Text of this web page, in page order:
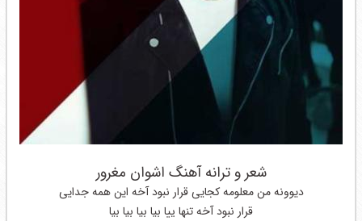
شعر و ترانه آهنگ اشوان مغرور
دیوونه من معلومه کجایی قرار نبود آخه این همه جدایی
قرار نبود آخه تنها ییا بیا بیا بیا بیا